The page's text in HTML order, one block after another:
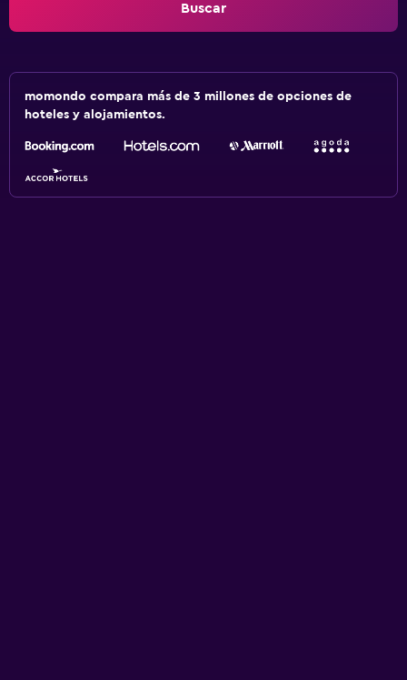
Buscar
momondo compara más de 3 millones de opciones de
hoteles y alojamientos.